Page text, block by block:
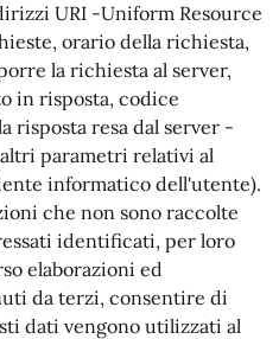
URI -Uniform Resource
orario della richiesta,
la richiesta al server,
in risposta, codice
risposta resa dal server -
parametri relativi al
informatico dell'utente).
che non sono raccolte
identificati, per loro
elaborazioni ed
da terzi, consentire di
dati vengono utilizzati al